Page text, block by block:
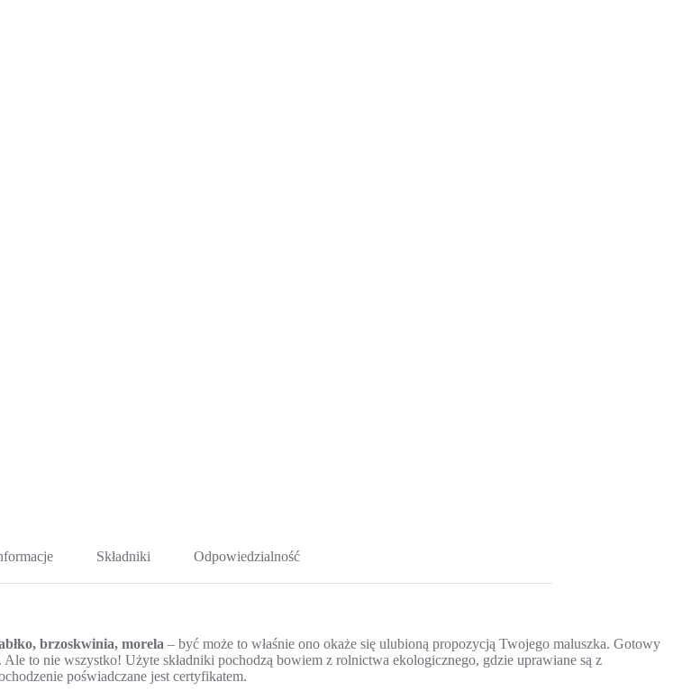
Składniki Odpowiedzialność
brzoskwinia, morela – być może to właśnie ono okaże się ulubioną propozycją Twojego maluszka. Gotowy
to nie wszystko! Użyte składniki pochodzą bowiem z rolnictwa ekologicznego, gdzie uprawiane są z
poświadczane jest certyfikatem.